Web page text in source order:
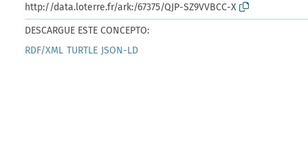
http://data.loterre.fr/ark:/67375/QJP-SZ9VVBCC-X
DESCARGUE ESTE CONCEPTO:
RDF/XML TURTLE JSON-LD